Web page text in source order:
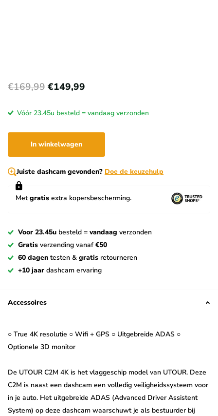
€169,99€149,99
Vóór 23.45u besteld = vandaag verzonden
In winkelwagen
Juiste dashcam gevonden? Doe de keuzehulp
Met gratis extra kopersbescherming.
Voor 23.45u besteld = vandaag verzonden
Gratis verzending vanaf €50
60 dagen testen & gratis retourneren
+10 jaar dashcam ervaring
Accessoires
○ True 4K resolutie ○ Wifi + GPS ○ Uitgebreide ADAS ○
Optionele 3D monitor
De UTOUR C2M 4K is het vlaggeschip model van UTOUR. Deze
C2M is naast een dashcam een volledig veiligheidssysteem voor
in je auto. Het uitgebreide ADAS (Advanced Driver Assistent
System) op deze dashcam waarschuwt je als bestuurder bij